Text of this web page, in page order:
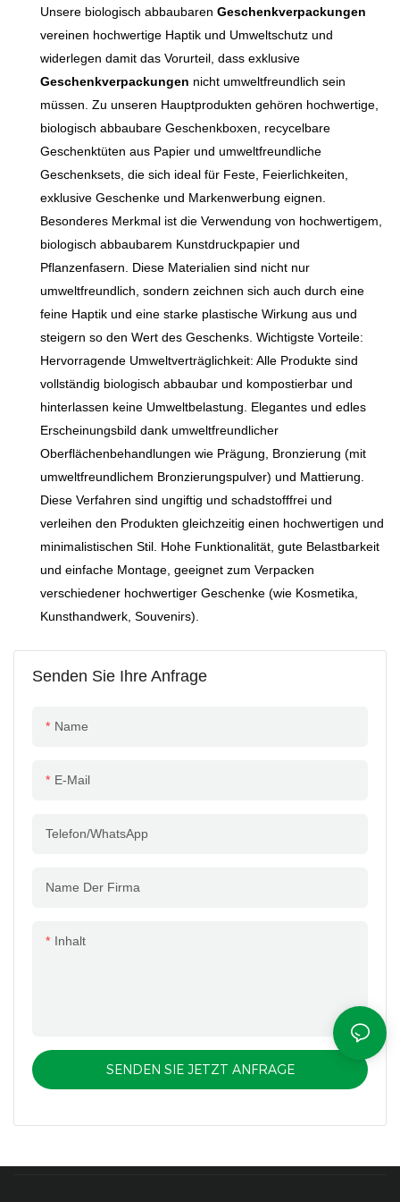
Senden Sie Ihre Anfrage
Name
E-Mail
Telefon/WhatsApp
Name Der Firma
Inhalt
SENDEN SIE JETZT ANFRAGE
Beschädigungen. Dank des
innovativen
Faltmechanismus ist die Box
tragbar und leicht zu
transportieren.
Zusammengefaltet spart sie
Platz und eignet sich ideal für
den Transport über lange
Strecken und die tägliche
Aufbewahrung. Im
geöffneten Zustand schließt
die Box bündig ab, ist hoch
belastbar und verformt sich
nicht. Die Box wird direkt
vom
Papierverpackungshersteller
bezogen, wodurch Rohstoffe
und Produktionsprozesse
streng kontrolliert werden
und höchste Qualität
garantiert ist. Wir bieten die
Möglichkeit zur individuellen
Gestaltung mit Logo,
Mustern und Veredelung. Die
Box eignet sich für die
Verpackung hochwe
Logos, Werbetexten,
Mustern etc. bedruckt
werden und eignen sich für
die Geschenkverpackung
verschiedenster Branchen
(Kosmetik, Lebensmittel,
Elektronik, Kultur- und
Kreativprodukte etc.). Dank
des Direktvertriebs ohne
Zwischenhändler profitieren
Sie von attraktiven Preisen
bei größeren Bestellmengen.
Ein professionelles
Kundenservice-Team
begleitet Sie während des
gesamten Prozesses und
steht Ihnen bei Fragen zur
individuellen
Verpackungsgestaltung
jederzeit zur Seite.
Weihnachtsmann,
Weihnachtssocken) sorgt für
einen tollen Look. Die
leuchtenden Farben sind
farbecht und bei Kindern
sehr beliebt. Hergestellt aus
100 % biologisch
abbaubarem,
umweltfreundlichem Papier,
entspricht es internationalen
Umweltstandards und ist
umweltschonend. Der weiche
Baumwollkordelgriff ist ideal
für kleine Kinderhände. Die
handliche Größe eignet sich
perfekt zum Verpacken von
Geschenken, Süßigkeiten,
Spielzeug und anderen
Kleinigkeiten. Exklusive
Designs in Kleinserien
vereinen Verspieltheit und
Umweltschutz.
Unsere biologisch abbaubaren Geschenkverpackungen
vereinen hochwertige Haptik und Umweltschutz und
widerlegen damit das Vorurteil, dass exklusive
Geschenkverpackungen nicht umweltfreundlich sein
müssen. Zu unseren Hauptprodukten gehören hochwertige,
biologisch abbaubare Geschenkboxen, recycelbare
Geschenktüten aus Papier und umweltfreundliche
Geschenksets, die sich ideal für Feste, Feierlichkeiten,
exklusive Geschenke und Markenwerbung eignen.
Besonderes Merkmal ist die Verwendung von hochwertigem,
biologisch abbaubarem Kunstdruckpapier und
Pflanzenfasern. Diese Materialien sind nicht nur
umweltfreundlich, sondern zeichnen sich auch durch eine
feine Haptik und eine starke plastische Wirkung aus und
steigern so den Wert des Geschenks. Wichtigste Vorteile:
Hervorragende Umweltverträglichkeit: Alle Produkte sind
vollständig biologisch abbaubar und kompostierbar und
hinterlassen keine Umweltbelastung. Elegantes und edles
Erscheinungsbild dank umweltfreundlicher
Oberflächenbehandlungen wie Prägung, Bronzierung (mit
umweltfreundlichem Bronzierungspulver) und Mattierung.
Diese Verfahren sind ungiftig und schadstofffrei und
verleihen den Produkten gleichzeitig einen hochwertigen und
minimalistischen Stil. Hohe Funktionalität, gute Belastbarkeit
und einfache Montage, geeignet zum Verpacken
verschiedener hochwertiger Geschenke (wie Kosmetika,
Kunsthandwerk, Souvenirs).